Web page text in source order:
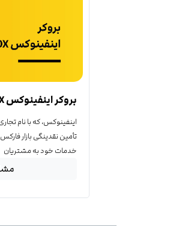
بروکر اینفینوکس INFINOX
تأمین نقدینگی بازار
خدمات خود به مشتریان